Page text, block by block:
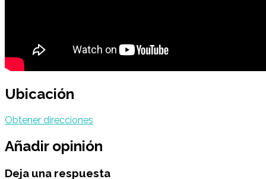
Ubicación
Obtener direcciones
Añadir opinión
Deja una respuesta